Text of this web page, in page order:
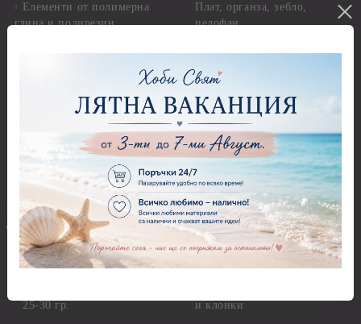
Елементи от полимерна
глина и полирезин
Инструменти за моделиране
Молдове и шаблони
Самосъхнеща глина
Полимерна Глина
Приложни техники и
Декупаж
Декупажна хартия
25-30 гр.
Плат, органза, зебло,
целофан
Пънчове Перфоратори
Перфоратори до 2,50 см
Перфоратори 2,50 см
Перфоратори над 2,50 см
Бордюрни пънчове
Ъглови перфоратори
Перфоратори Основни
Фигури - кръгове, овали
Перфоратори - Сърца и
и клонки